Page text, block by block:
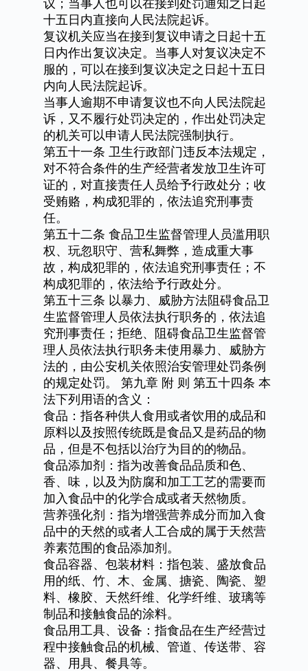
议；当事人也可以在接到处罚通知之日起
十五日内直接向人民法院起诉。
复议机关应当在接到复议申请之日起十五
日内作出复议决定。当事人对复议决定不
服的，可以在接到复议决定之日起十五日
内向人民法院起诉。
当事人逾期不申请复议也不向人民法院起
诉，又不履行处罚决定的，作出处罚决定
的机关可以申请人民法院强制执行。
第五十一条 卫生行政部门违反本法规定，
对不符合条件的生产经营者发放卫生许可
证的，对直接责任人员给予行政处分；收
受贿赂，构成犯罪的，依法追究刑事责
任。
第五十二条 食品卫生监督管理人员滥用职
权、玩忽职守、营私舞弊，造成重大事
故，构成犯罪的，依法追究刑事责任；不
构成犯罪的，依法给予行政处分。
第五十三条 以暴力、威胁方法阻碍食品卫
生监督管理人员依法执行职务的，依法追
究刑事责任；拒绝、阻碍食品卫生监督管
理人员依法执行职务未使用暴力、威胁方
法的，由公安机关依照治安管理处罚条例
的规定处罚。
第九章 附 则 第五十四条 本
法下列用语的含义：
食品：指各种供人食用或者饮用的成品和
原料以及按照传统既是食品又是药品的物
品，但是不包括以治疗为目的的物品。
食品添加剂：指为改善食品品质和色、
香、味，以及为防腐和加工工艺的需要而
加入食品中的化学合成或者天然物质。
营养强化剂：指为增强营养成分而加入食
品中的天然的或者人工合成的属于天然营
养素范围的食品添加剂。
食品容器、包装材料：指包装、盛放食品
用的纸、竹、木、金属、搪瓷、陶瓷、塑
料、橡胶、天然纤维、化学纤维、玻璃等
制品和接触食品的涂料。
食品用工具、设备：指食品在生产经营过
程中接触食品的机械、管道、传送带、容
器、用具、餐具等。